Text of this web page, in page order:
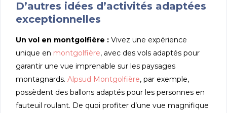
D’autres idées d’activités adaptées
exceptionnelles
Un vol en montgolfière : Vivez une expérience
unique en montgolfière, avec des vols adaptés pour
garantir une vue imprenable sur les paysages
montagnards.Alpsud Montgolfière, par exemple,
possèdent des ballons adaptés pour les personnes en
fauteuil roulant. De quoi profiter d’une vue magnifique